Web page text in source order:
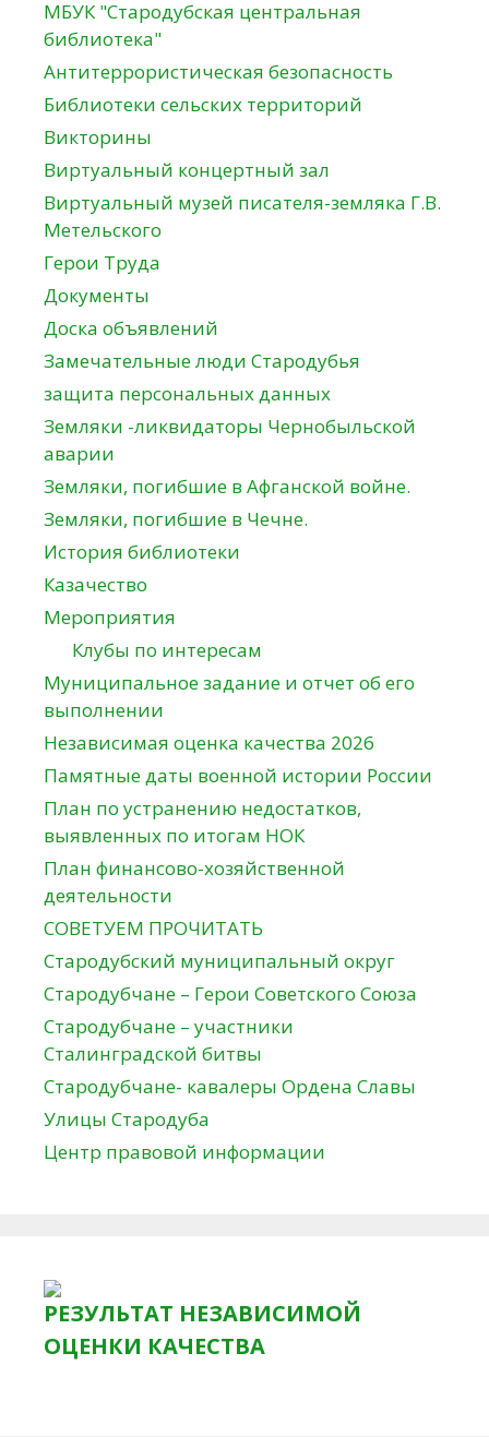
МБУК "Стародубская центральная
библиотека"
Антитеррористическая безопасность
Библиотеки сельских территорий
Викторины
Виртуальный концертный зал
Виртуальный музей писателя-земляка Г.В.
Метельского
Герои Труда
Документы
Доска объявлений
Замечательные люди Стародубья
защита персональных данных
Земляки -ликвидаторы Чернобыльской
аварии
Земляки, погибшие в Афганской войне.
Земляки, погибшие в Чечне.
История библиотеки
Казачество
Мероприятия
Клубы по интересам
Муниципальное задание и отчет об его
выполнении
Независимая оценка качества 2026
Памятные даты военной истории России
План по устранению недостатков,
выявленных по итогам НОК
План финансово-хозяйственной
деятельности
СОВЕТУЕМ ПРОЧИТАТЬ
Стародубский муниципальный округ
Стародубчане – Герои Советского Союза
Стародубчане – участники
Сталинградской битвы
Стародубчане- кавалеры Ордена Славы
Улицы Стародуба
Центр правовой информации
РЕЗУЛЬТАТ НЕЗАВИСИМОЙ
ОЦЕНКИ КАЧЕСТВА